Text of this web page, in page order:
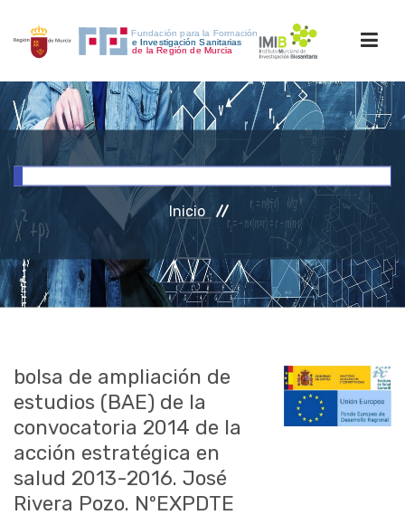
INICIO
INVESTIGACIÓN
RRHH
ACCESO PERSONAL
Inicio
bolsa de ampliación de
estudios (BAE) de la
convocatoria 2014 de la
acción estratégica en
salud 2013-2016. José
Rivera Pozo. NºEXPDTE